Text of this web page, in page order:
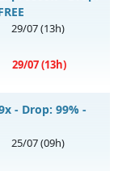
29/07(13h)
29/07(13h)
400 FULL
XUYÊN ĐÊM,
- Drop: 99% -
25/07(09h)